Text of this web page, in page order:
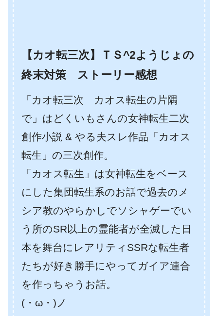
【カオ転三次】ＴＳ^2ようじょの
終末対策 ストーリー感想
「カオ転三次 カオス転生の片隅
で」はどくいもさんの女神転生二次
創作小説 & やる夫スレ作品「カオス
転生」の三次創作。
「カオス転生」は女神転生をベース
にした集団転生系のお話で過去のメ
シア教のやらかしでソシャゲーでい
う所のSR以上の霊能者が全滅した日
本を舞台にレアリティSSRな転生者
たちが好き勝手にやってガイア連合
を作っちゃうお話。
(・ω・)ノ